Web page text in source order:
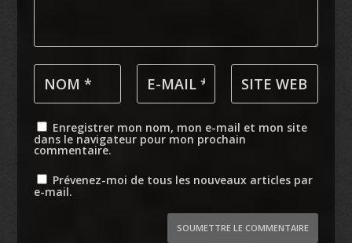
Enregistrer mon nom, mon e-mail et mon site
dans le navigateur pour mon prochain
commentaire.
Prévenez-moi de tous les nouveaux articles par
e-mail.
SOUMETTRE LE COMMENTAIRE